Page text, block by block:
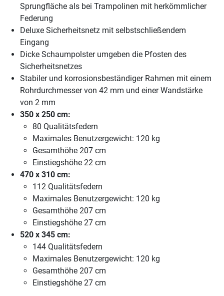
Sprungfläche als bei Trampolinen mit herkömmlicher
Federung
Deluxe Sicherheitsnetz mit selbstschließendem
Eingang
Dicke Schaumpolster umgeben die Pfosten des
Sicherheitsnetzes
Stabiler und korrosionsbeständiger Rahmen mit einem
Rohrdurchmesser von 42 mm und einer Wandstärke
von 2 mm
350 x 250 cm:
80 Qualitätsfedern
Maximales Benutzergewicht: 120 kg
Gesamthöhe 207 cm
Einstiegshöhe 22 cm
470 x 310 cm:
112 Qualitätsfedern
Maximales Benutzergewicht: 120 kg
Gesamthöhe 207 cm
Einstiegshöhe 27 cm
520 x 345 cm:
144 Qualitätsfedern
Maximales Benutzergewicht: 120 kg
Gesamthöhe 207 cm
Einstiegshöhe 27 cm